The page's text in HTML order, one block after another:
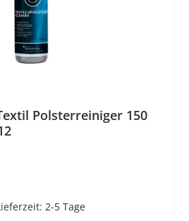
Polsterreiniger 150
2-5 Tage